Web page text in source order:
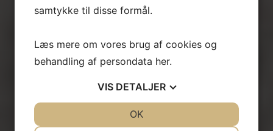
samtykke til disse formål.
Læs mere om vores brug af cookies og
behandling af persondata her.
VIS DETALJER
OK